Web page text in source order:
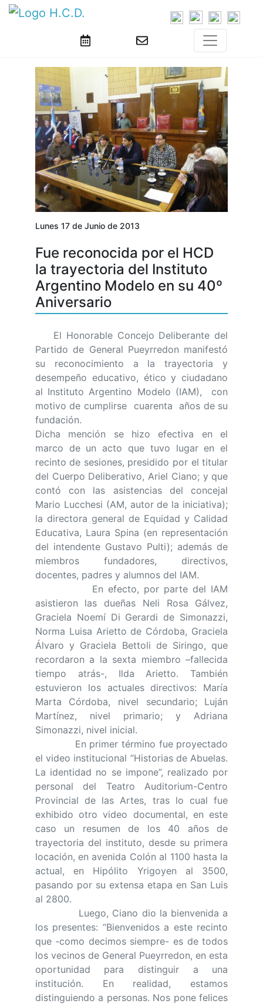
Lunes 17 de Junio de 2013
Fue reconocida por el HCD
la trayectoria del Instituto
Argentino Modelo en su 40º
Aniversario
El Honorable Concejo Deliberante del
Partido de General Pueyrredon manifestó
su reconocimiento a la trayectoria y
desempeño educativo, ético y ciudadano
al Instituto Argentino Modelo (IAM), con
motivo de cumplirse cuarenta años de su
fundación.
Dicha mención se hizo efectiva en el
marco de un acto que tuvo lugar en el
recinto de sesiones, presidido por el titular
del Cuerpo Deliberativo, Ariel Ciano; y que
contó con las asistencias del concejal
Mario Lucchesi (AM, autor de la iniciativa);
la directora general de Equidad y Calidad
Educativa, Laura Spina (en representación
del intendente Gustavo Pulti); además de
miembros fundadores, directivos,
docentes, padres y alumnos del IAM.
En efecto, por parte del IAM
asistieron las dueñas Neli Rosa Gálvez,
Graciela Noemí Di Gerardi de Simonazzi,
Norma Luisa Arietto de Córdoba, Graciela
Álvaro y Graciela Bettoli de Siringo, que
recordaron a la sexta miembro –fallecida
tiempo atrás-, Ilda Arietto. También
estuvieron los actuales directivos: María
Marta Córdoba, nivel secundario; Luján
Martínez, nivel primario; y Adriana
Simonazzi, nivel inicial.
En primer término fue proyectado
el video institucional “Historias de Abuelas.
La identidad no se impone”, realizado por
personal del Teatro Auditorium-Centro
Provincial de las Artes, tras lo cual fue
exhibido otro video documental, en este
caso un resumen de los 40 años de
trayectoria del instituto, desde su primera
locación, en avenida Colón al 1100 hasta la
actual, en Hipólito Yrigoyen al 3500,
pasando por su extensa etapa en San Luis
al 2800.
Luego, Ciano dio la bienvenida a
los presentes: “Bienvenidos a este recinto
que -como decimos siempre- es de todos
los vecinos de General Pueyrredon, en esta
oportunidad para distinguir a una
institución. En realidad, estamos
distinguiendo a personas. Nos pone felices